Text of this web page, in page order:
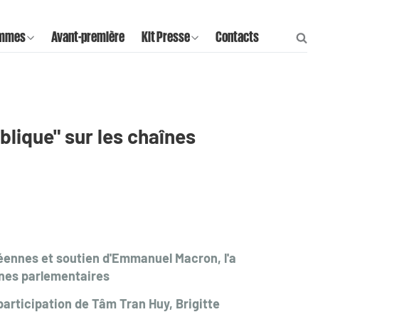
Avant-première Kit Presse Contacts
sur les chaînes
et soutien d'Emmanuel Macron, l'a
parlementaires
de Tâm Tran Huy, Brigitte